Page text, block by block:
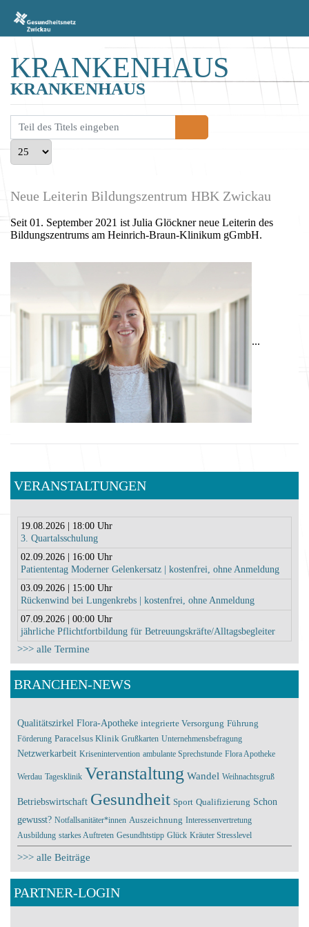
KRANKENHAUS
KRANKENHAUS
Teil des Titels eingeben
Anzeige #
Neue Leiterin Bildungszentrum HBK Zwickau
Seit 01. September 2021 ist Julia Glöckner neue Leiterin des
Bildungszentrums am Heinrich-Braun-Klinikum gGmbH.
...
VERANSTALTUNGEN
19.08.2026 | 18:00 Uhr
3. Quartalsschulung
02.09.2026 | 16:00 Uhr
Patiententag Moderner Gelenkersatz | kostenfrei, ohne Anmeldung
03.09.2026 | 15:00 Uhr
Rückenwind bei Lungenkrebs | kostenfrei, ohne Anmeldung
07.09.2026 | 00:00 Uhr
jährliche Pflichtfortbildung für Betreuungskräfte/Alltagsbegleiter
>>> alle Termine
BRANCHEN-NEWS
Qualitätszirkel Flora-Apotheke integrierte Versorgung Führung
Förderung Paracelsus Klinik Grußkarten Unternehmensbefragung
Netzwerkarbeit Krisenintervention ambulante Sprechstunde Flora Apotheke
Werdau Tagesklinik Veranstaltung Wandel Weihnachtsgruß
Betriebswirtschaft Gesundheit Sport Qualifizierung Schon
gewusst? Notfallsanitäter*innen Auszeichnung Interessenvertretung
Ausbildung starkes Auftreten Gesundhtstipp Glück Kräuter Stresslevel
>>> alle Beiträge
PARTNER-LOGIN